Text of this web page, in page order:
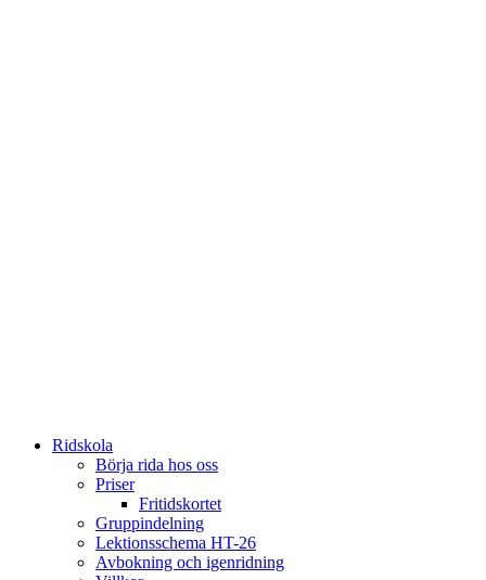
Ridskola
Börja rida hos oss
Priser
Fritidskortet
Gruppindelning
Lektionsschema HT-26
Avbokning och igenridning